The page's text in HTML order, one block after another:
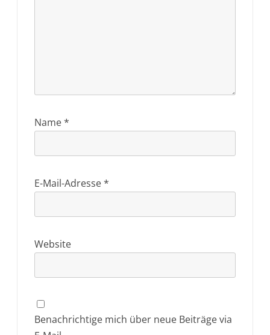
Name*
E-Mail-Adresse*
Website
Benachrichtige mich über neue Beiträge via